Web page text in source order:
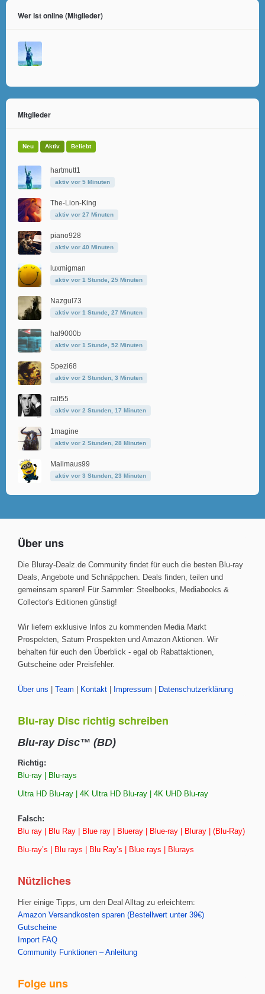
Wer ist online (Mitglieder)
Mitglieder
Neu Aktiv Beliebt
hartmutt1
aktiv vor 5 Minuten
The-Lion-King
aktiv vor 27 Minuten
piano928
aktiv vor 40 Minuten
luxmigman
aktiv vor 1 Stunde, 25 Minuten
Nazgul73
aktiv vor 1 Stunde, 27 Minuten
hal9000b
aktiv vor 1 Stunde, 52 Minuten
Spezi68
aktiv vor 2 Stunden, 3 Minuten
ralf55
aktiv vor 2 Stunden, 17 Minuten
1magine
aktiv vor 2 Stunden, 28 Minuten
Mailmaus99
aktiv vor 3 Stunden, 23 Minuten
Über uns
Die Bluray-Dealz.de Community findet für euch die besten Blu-ray
Deals, Angebote und Schnäppchen. Deals finden, teilen und
gemeinsam sparen! Für Sammler: Steelbooks, Mediabooks &
Collector's Editionen günstig!
Wir liefern exklusive Infos zu kommenden Media Markt
Prospekten, Saturn Prospekten und Amazon Aktionen. Wir
behalten für euch den Überblick - egal ob Rabattaktionen,
Gutscheine oder Preisfehler.
Über uns Team Kontakt Impressum Datenschutzerklärung
Blu-ray Disc richtig schreiben
Blu-ray Disc™ (BD)
Richtig:
Blu-ray | Blu-rays
Ultra HD Blu-ray | 4K Ultra HD Blu-ray | 4K UHD Blu-ray
Falsch:
Blu ray | Blu Ray | Blue ray | Blueray | Blue-ray | Bluray | (Blu-Ray)
Blu-ray’s | Blu rays | Blu Ray’s | Blue rays | Blurays
Nützliches
Hier einige Tipps, um den Deal Alltag zu erleichtern:
Amazon Versandkosten sparen (Bestellwert unter 39€)
Gutscheine
Import FAQ
Community Funktionen – Anleitung
Folge uns